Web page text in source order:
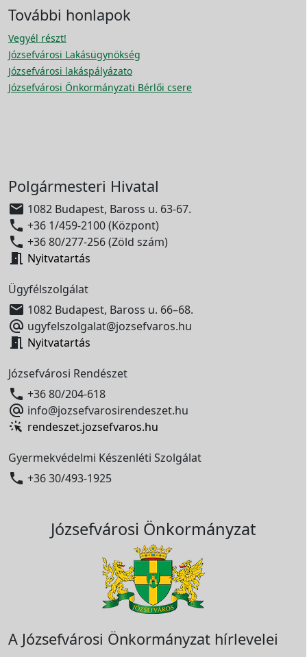
További honlapok
Vegyél részt!
Józsefvárosi Lakásügynökség
Józsefvárosi lakáspályázato
Józsefvárosi Önkormányzati Bérlői csere
Polgármesteri Hivatal
 1082 Budapest, Baross u. 63-67.
 +36 1/459-2100 (Központ)
 +36 80/277-256 (Zöld szám)
 Nyitvatartás
Ügyfélszolgálat
 1082 Budapest, Baross u. 66–68.
 ugyfelszolgalat@jozsefvaros.hu
 Nyitvatartás
Józsefvárosi Rendészet
 +36 80/204-618
 info@jozsefvarosirendeszet.hu
rendeszet.jozsefvaros.hu
Gyermekvédelmi Készenléti Szolgálat
 +36 30/493-1925
Józsefvárosi Önkormányzat
A Józsefvárosi Önkormányzat hírlevelei